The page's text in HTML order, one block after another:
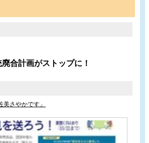
廃合計画がストップに！
さやかです」